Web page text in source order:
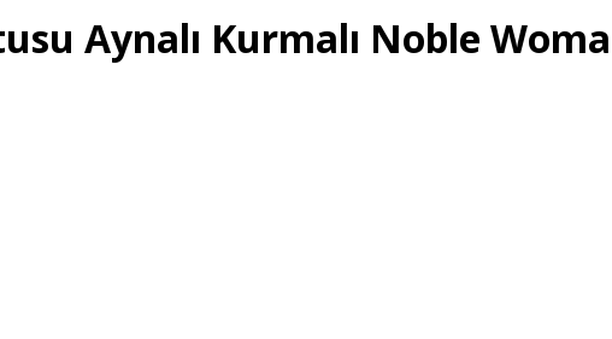
Aynalı Kurmalı Noble